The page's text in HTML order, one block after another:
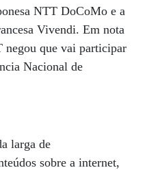
NTT DoCoMo e a
Vivendi. Em nota
que vai participar
Nacional de
larga de
sobre a internet,